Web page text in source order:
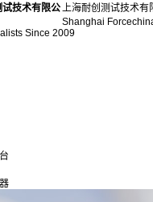
上海耐创测试技术有
Shanghai
Since 2009